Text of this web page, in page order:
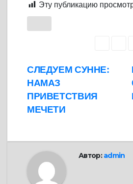
Эту публикацию
Навигация
по
записям
СЛЕДУЕМ СУННЕ:
НАМАЗ
ПРИВЕТСТВИЯ
МЕЧЕТИ
Автор:admin